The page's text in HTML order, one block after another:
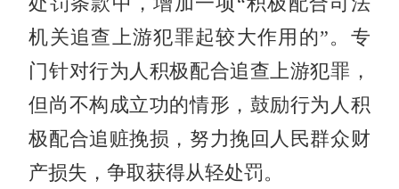
机关追查上游犯罪起较大作用的”。专
门针对行为人积极配合追查上游犯罪，
但尚不构成立功的情形，鼓励行为人积
极配合追赃挽损，努力挽回人民群众财
产损失，争取获得从轻处罚。